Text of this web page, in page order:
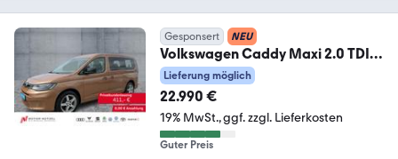
Gesponsert NEU
Volkswagen Caddy Maxi 2.0 TDI
LED+SHZ+2xPDC+AHK+DAB+SITZ
E 7
Lieferung möglich
22.990 €
19% MwSt. ggf. zzgl. Lieferkosten
Guter Preis